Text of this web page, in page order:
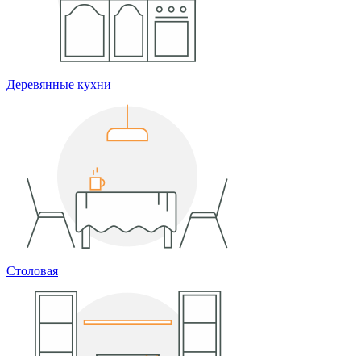
Деревянные кухни
Столовая